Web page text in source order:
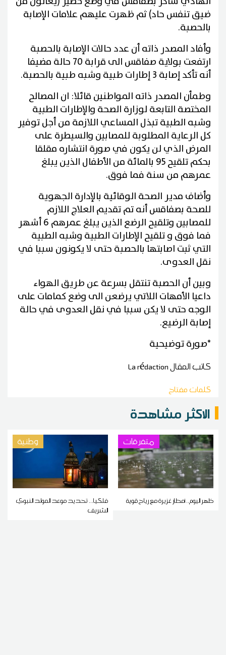
ضيق تنفس حاد) ثم ظهرت عليهم علامات الإصابة
بالحصبة.
وأفاد المصدر ذاته أن عدد حالات الإصابة بالحصبة
ارتفعت بولاية صفاقس الى قرابة 70 حالة مضيفا
أنه تأكد إصابة 3 إطارات طبية وشبه طبية بالحصبة.
وطمأن المصدر ذاته المواطنين قائلا: ان المصالح
المختصة التابعة لوزارة الصحة والإطارات الطبية
وشبه الطبية تبذل المساعي اللازمة من أجل توفير
كل الرعاية المطلوبة للمصابين والسيطرة على
المرض الذي لن يكون في صورة انتشاره مقلقا
بحكم تلقيح 95 بالمائة من الأطفال الذين يبلغ
عمرهم من سنة فما فوق.
وأضاف مدير الصحة الوقائية بالإدارة الجهوية
للصحة بصفاقس أنه تم تقديم العلاج اللازم
للمصابين وتلقيح الرضع الذين يبلغ عمرهم 6 أشهر
فما فوق و تلقيح الإطارات الطبية وشبه الطبية
التي ثبت اصابتها بالحصبة حتى لا يكونون سببا في
نقل العدوى.
وبين أن الحصبة تنتقل بسرعة عن طريق الهواء
داعيا الأمهات اللاتي يرضعن الى وضع كمامات على
الوجه حتى لا يكن سببا في نقل العدوى في حالة
إصابة الرضيع.
*صورة توضيحية
كاتب المقالLa rédaction
كلمات مفتاح
الاكثر مشاهدة
متفرقات
ظهر اليوم.. أمطار غزيرة مع رياح قوية
وطنية
فلكيا... تحديد موعد المولد النبوي
الشريف